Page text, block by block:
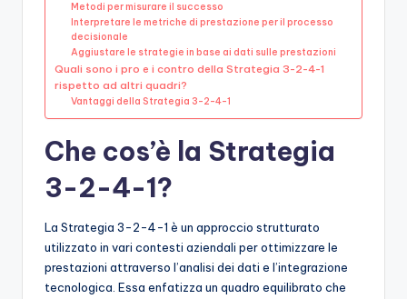
Metodi per misurare il successo
Interpretare le metriche di prestazione per il processo
decisionale
Aggiustare le strategie in base ai dati sulle prestazioni
Quali sono i pro e i contro della Strategia 3-2-4-1
rispetto ad altri quadri?
Vantaggi della Strategia 3-2-4-1
Che cos’è la Strategia
3-2-4-1?
La Strategia 3-2-4-1 è un approccio strutturato
utilizzato in vari contesti aziendali per ottimizzare le
prestazioni attraverso l’analisi dei dati e l’integrazione
tecnologica. Essa enfatizza un quadro equilibrato che